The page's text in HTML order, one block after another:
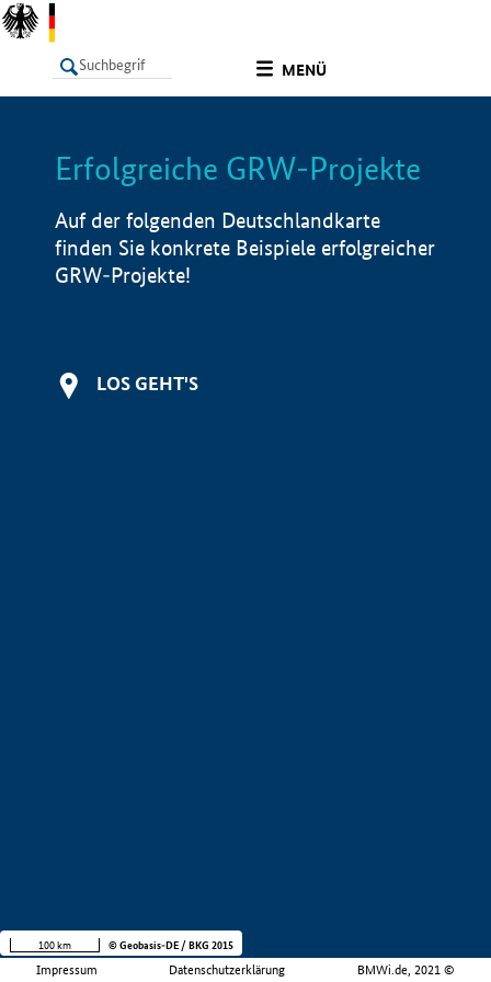
MENÜ
LISTE Info
Erfolgreiche GRW-Projekte
Auf der folgenden Deutschlandkarte
finden Sie konkrete Beispiele erfolgreicher
GRW-Projekte!
LOS GEHT'S
Impressum Datenschutzerklärung BMWi.de, 2021 ©
100 km © Geobasis-DE / BKG 2015